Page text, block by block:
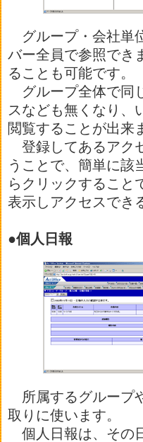
グループ・会社単
バー全員で参照でき
ることも可能です。
グループ全体で同
スなども無くなり、
閲覧することが出来
登録してあるアク
うことで、簡単に該
らクリックすること
表示しアクセスでき
●個人日報
所属するグループ
取りに使います。
個人日報は、その